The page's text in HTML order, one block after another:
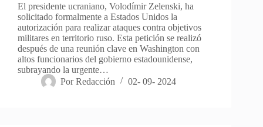
El presidente ucraniano, Volodímir Zelenski, ha
solicitado formalmente a Estados Unidos la
autorización para realizar ataques contra objetivos
militares en territorio ruso. Esta petición se realizó
después de una reunión clave en Washington con
altos funcionarios del gobierno estadounidense,
subrayando la urgente…
Por Redacción 02- 09- 2024